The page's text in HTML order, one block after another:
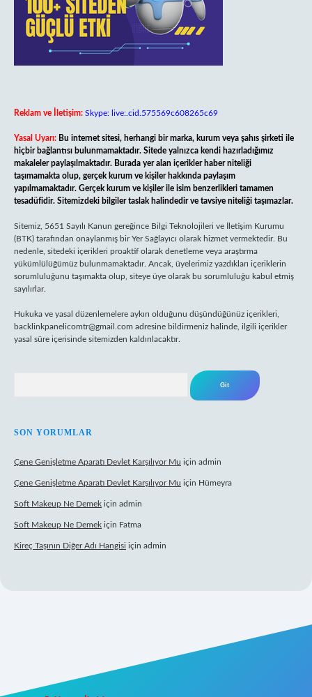
Reklam ve İletişim: Skype: live:.cid.575569c608265c69
Yasal Uyarı: Bu internet sitesi, herhangi bir marka, kurum veya şahıs şirketi ile
hiçbir bağlantısı bulunmamaktadır. Sitede yalnızca kendi hazırladığımız
makaleler paylaşılmaktadır. Burada yer alan içerikler haber niteliği
taşımamakta olup, gerçek kurum ve kişiler hakkında paylaşım
yapılmamaktadır. Gerçek kurum ve kişiler ile isim benzerlikleri tamamen
tesadüfidir. Sitemizdeki bilgiler taslak halindedir ve tavsiye niteliği taşımazlar.
Sitemiz, 5651 Sayılı Kanun gereğince Bilgi Teknolojileri ve İletişim Kurumu
(BTK) tarafından onaylanmış bir Yer Sağlayıcı olarak hizmet vermektedir. Bu
nedenle, sitedeki içerikleri proaktif olarak denetleme veya araştırma
yükümlülüğümüz bulunmamaktadır. Ancak, üyelerimiz yazdıkları içeriklerin
sorumluluğunu taşımakta olup, siteye üye olarak bu sorumluluğu kabul etmiş
sayılırlar.
Hukuka ve yasal düzenlemelere aykırı olduğunu düşündüğünüz içerikleri,
backlinkpanelicomtr@gmail.com adresine bildirmeniz halinde, ilgili içerikler
yasal süre içerisinde sitemizden kaldırılacaktır.
SON YORUMLAR
Çene Genişletme Aparatı Devlet Karşılıyor Mu için admin
Çene Genişletme Aparatı Devlet Karşılıyor Mu için Hümeyra
Soft Makeup Ne Demek için admin
Soft Makeup Ne Demek için Fatma
Kireç Taşının Diğer Adı Hangisi için admin